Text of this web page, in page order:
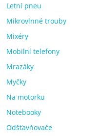
Letní pneu
Mikrovlnné trouby
Mixéry
Mobilní telefony
Mrazáky
Myčky
Na motorku
Notebooky
Odšťavňovače